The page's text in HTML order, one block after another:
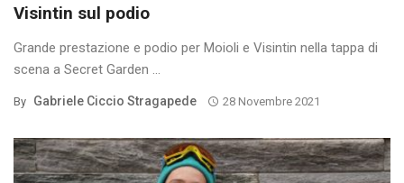
Visintin sul podio
Grande prestazione e podio per Moioli e Visintin nella tappa di
scena a Secret Garden ...
By Gabriele Ciccio Stragapede 28 Novembre 2021